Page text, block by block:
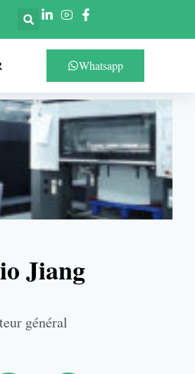
Whatsapp
Jiang
général